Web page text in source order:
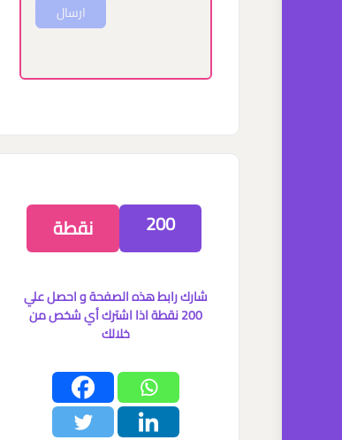
ارسال
200 نقطة
شارك رابط هذه الصفحة و احصل علي
200 نقطة اذا اشترك أي شخص من
خلالك